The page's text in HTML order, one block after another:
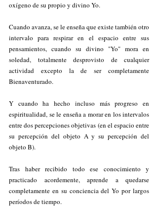
oxígeno de su propio y divino Yo.
Cuando avanza, se le enseña que existe también otro
intervalo para respirar en el espacio entre sus
pensamientos, cuando su divino "Yo" mora en
soledad, totalmente desprovisto de cualquier
actividad excepto la de ser completamente
Bienaventurado.
Y cuando ha hecho incluso más progreso en
espiritualidad, se le enseña a morar en los intervalos
entre dos percepciones objetivas (en el espacio entre
su percepción del objeto A y su percepción del
objeto B).
Tras haber recibido todo ese conocimiento y
practicado acordemente, aprende a quedarse
completamente en su conciencia del Yo por largos
períodos de tiempo.